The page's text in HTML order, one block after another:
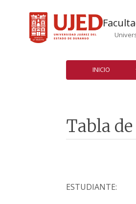
INICIO
Tabla
ESTUDIANTE: